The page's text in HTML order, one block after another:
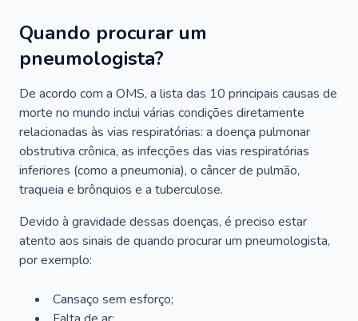
Quando procurar um
pneumologista?
De acordo com a OMS, a lista das 10 principais causas de
morte no mundo inclui várias condições diretamente
relacionadas às vias respiratórias: a doença pulmonar
obstrutiva crônica, as infecções das vias respiratórias
inferiores (como a pneumonia), o câncer de pulmão,
traqueia e brônquios e a tuberculose.
Devido à gravidade dessas doenças, é preciso estar
atento aos sinais de quando procurar um pneumologista,
por exemplo:
Cansaço sem esforço;